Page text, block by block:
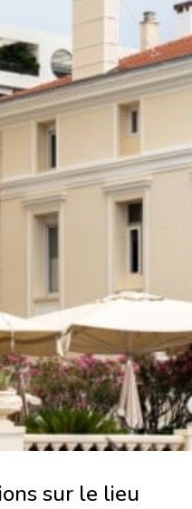
sur le lieu